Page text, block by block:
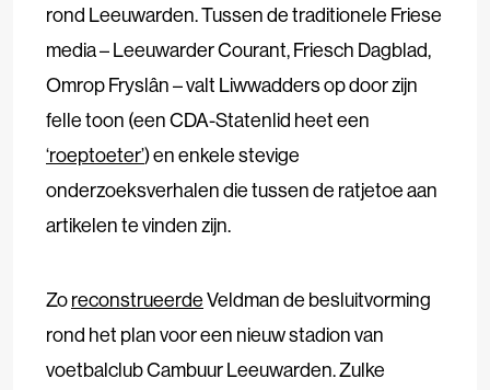
rond Leeuwarden. Tussen de traditionele Friese
media – Leeuwarder Courant, Friesch Dagblad,
Omrop Fryslân – valt Liwwadders op door zijn
felle toon (een CDA-Statenlid heet een
‘roeptoeter’) en enkele stevige
onderzoeksverhalen die tussen de ratjetoe aan
artikelen te vinden zijn.
ZoreconstrueerdeVeldman de besluitvorming
rond het plan voor een nieuw stadion van
voetbalclub Cambuur Leeuwarden. Zulke